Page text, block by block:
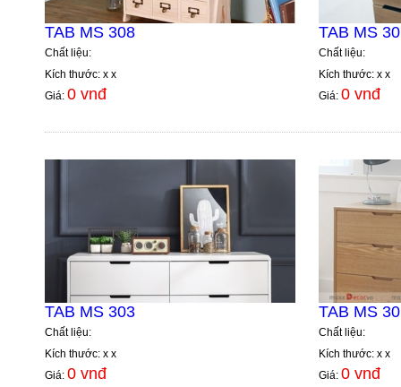
TAB MS 308
Chất liệu:
Kích thước: x x
Giá: 0 vnđ
TAB MS
Chất liệu:
Kích thước: x x
Giá: 0 vnđ
TAB MS 303
Chất liệu:
Kích thước: x x
Giá: 0 vnđ
TAB MS
Chất liệu:
Kích thước: x x
Giá: 0 vnđ